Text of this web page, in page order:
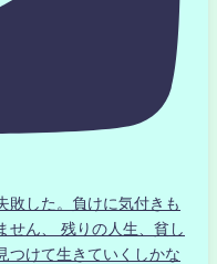
敗した。負けに気付きも
せん、 残りの人生、貧し
つけて生きていくしかな